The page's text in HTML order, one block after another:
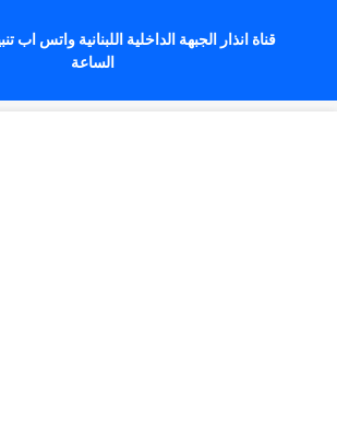
قناة انذار الجبهة الداخلية اللبنانية واتس اب
الساعة